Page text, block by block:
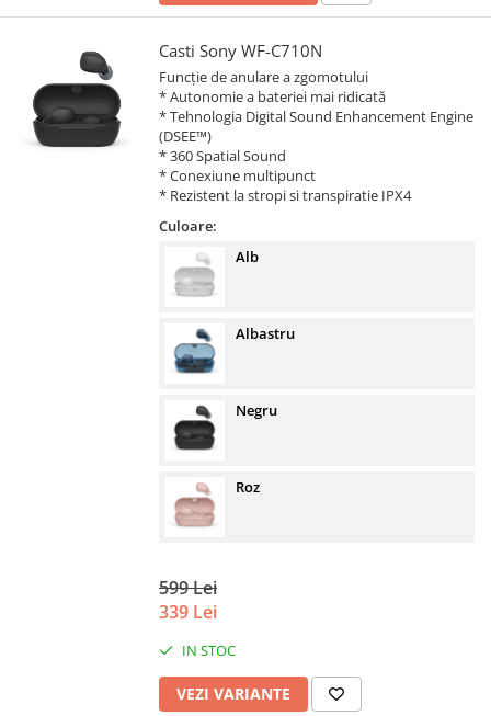
Casti Sony WF-C710N
Funcție de anulare a zgomotului
* Autonomie a bateriei mai ridicată
* Tehnologia Digital Sound Enhancement Engine
(DSEE™)
* 360 Spatial Sound
* Conexiune multipunct
* Rezistent la stropi si transpiratie IPX4
Culoare:
Alb
Albastru
Negru
Roz
599 Lei
339 Lei
IN STOC
VEZI VARIANTE